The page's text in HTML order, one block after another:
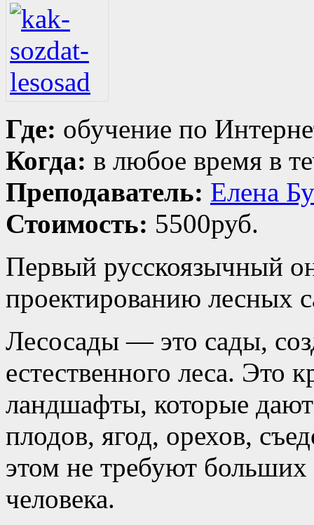
Где: обучение по
Когда: в любое время в
Преподаватель: Елена
Стоимость: 5500руб.
Первый русскоязычный
проектированию лесных
Лесосады — это сады,
естественного леса. Это
ландшафты, которые
плодов, ягод, орехов,
этом не требуют больших
человека.